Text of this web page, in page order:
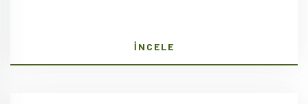
İNCELE